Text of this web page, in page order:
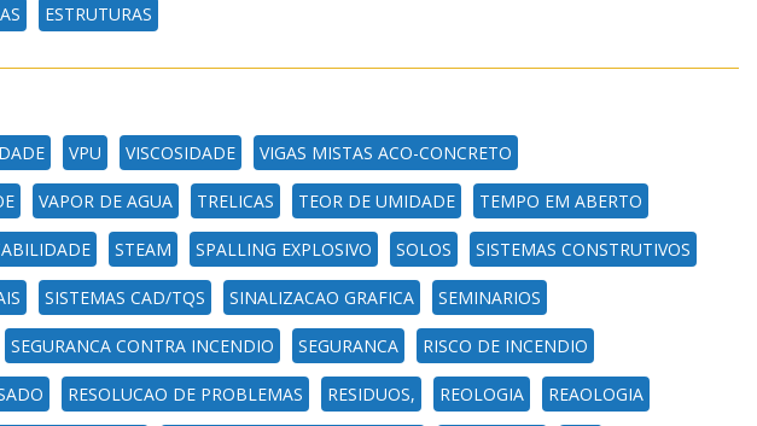
ESTRUTURAS
VPU VISCOSIDADE VIGAS MISTAS ACO-CONCRETO
VAPOR DE AGUA TRELICAS TEOR DE UMIDADE TEMPO EM ABERTO
STEAM SPALLING EXPLOSIVO SOLOS SISTEMAS CONSTRUTIVOS
SISTEMAS CAD/TQS SINALIZACAO GRAFICA SEMINARIOS
SEGURANCA CONTRA INCENDIO SEGURANCA RISCO DE INCENDIO
RESOLUCAO DE PROBLEMAS RESIDUOS, REOLOGIA REAOLOGIA